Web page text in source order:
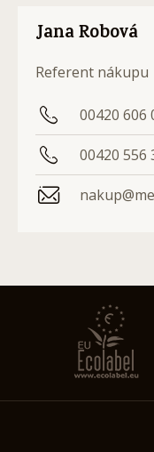
Jana Robová
Referent nákupu
00420 606
00420 556